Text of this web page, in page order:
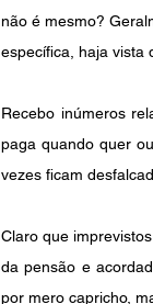
não é mesmo?
específica, haja vista
Recebo inúmeros
paga quando quer
vezes ficam
Claro que
da pensão e
por mero capricho,